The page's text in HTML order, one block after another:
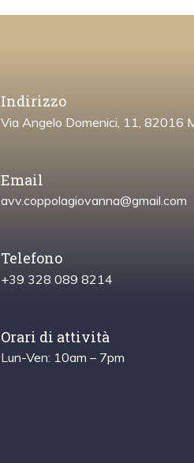
Indirizzo
Via Angelo Domenici, 11, 82016
Email
avv.coppolagiovanna@gmail.com
Telefono
+39 328 089 8214
Orari di attività
Lun-Ven: 10am – 7pm